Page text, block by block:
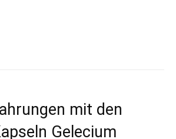
mit den
Gelecium